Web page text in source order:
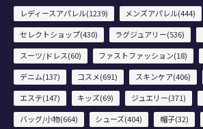
レディースアパレル(1239)
メンズアパレル(444)
セレクトショップ(430)
ラグジュアリー(536)
スーツ/ドレス(60)
ファストファッション(18)
デニム(137)
コスメ(691) スキンケア(406)
エステ(147)
キッズ(69) ジュエリー(371)
バッグ/小物(664)
シューズ(404) 帽子(32)